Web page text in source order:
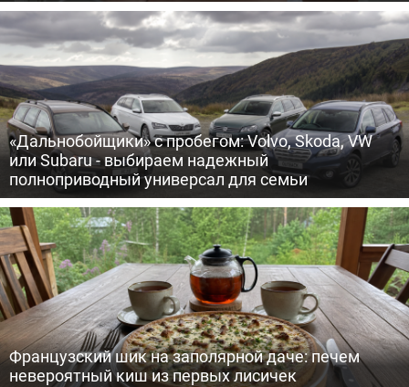
«Дальнобойщики» с пробегом: Volvo, Skoda, VW
или Subaru - выбираем надежный
полноприводный универсал для семьи
Французский шик на заполярной даче: печем
невероятный киш из первых лисичек